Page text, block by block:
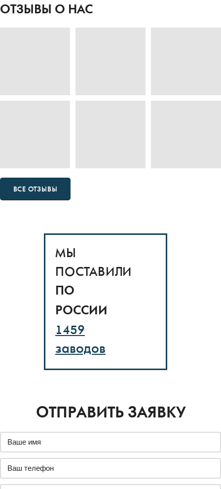
ОТЗЫВЫ О НАС
ВСЕ ОТЗЫВЫ
МЫ
ПОСТАВИЛИ
ПО
РОССИИ
1459
заводов
ОТПРАВИТЬ ЗАЯВКУ